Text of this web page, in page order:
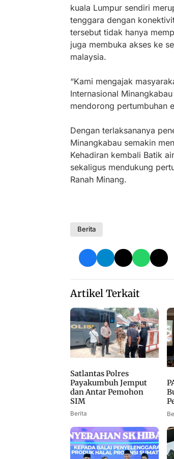
kuala Lumpur sendiri
tenggara dengan
tersebut tidak hanya
juga membuka akses ke
malaysia.
“Kami mengajak
Internasional
mendorong pertumbuhan
Dengan terlaksananya
Minangkabau semakin
Kehadiran kembali Batik
sekaligus mendukung
Ranah Minang.
Berita
Artikel Terkait
Satlantas Polres
Payakumbuh Jemput
dan Antar Pemohon
SIM
Berita